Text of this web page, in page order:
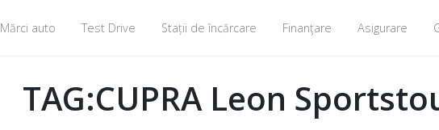
Mărci auto Test Drive Stații de încărcare Finanţare Asigurare
TAG:CUPRA Leon